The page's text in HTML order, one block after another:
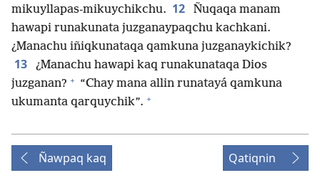
mikuyllapas-mikuychikchu. 12
Ñuqaqa manam
hawapi runakunata juzganaypaqchu kachkani.
¿Manachu iñiqkunataqa qamkuna juzganaykichik?
13
¿Manachu hawapi kaq runakunataqa Dios
juzganan? + “Chay mana allin runatayá qamkuna
ukumanta qarquychik”. +
Ñawpaq kaq Qatiqnin